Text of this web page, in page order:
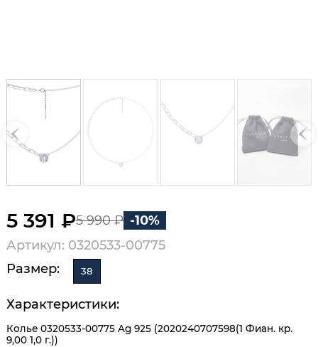
5 391 ₽5 990 ₽ -10%
Артикул: 0320533-00775
Размер:
38
Характеристики:
Колье 0320533-00775 Ag 925 (2020240707598(1 Фиан. кр.
9,00 1,0 г.))